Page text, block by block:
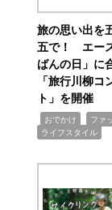
旅の思い出を
五で！ エー
ばんの日」に
「旅行川柳コ
ト」を開催
おでかけ ファ
ライフスタイル